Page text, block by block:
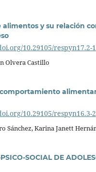
alimentos y su relación
10.29105/respyn17.2-1
Olvera Castillo
10.29105/respyn16.3-2
Sánchez, Karina Janett
SOCIAL DE